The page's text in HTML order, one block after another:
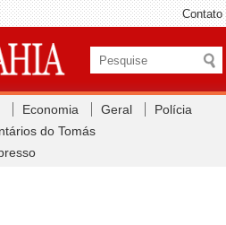
Contato
Economia Geral
Polícia
do Tomás